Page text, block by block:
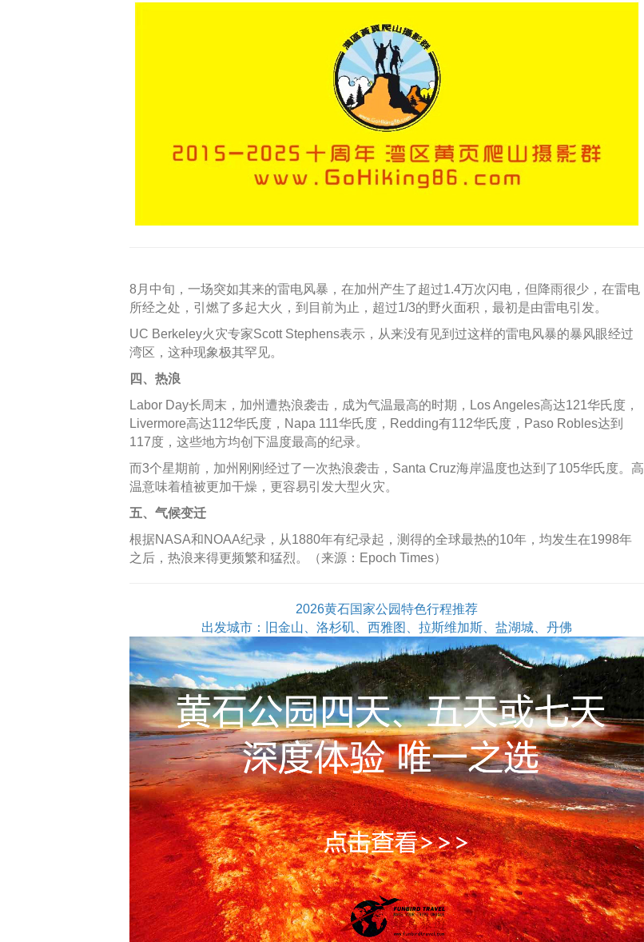
8月中旬，一场突如其来的雷电风暴，在加州产生了超过1.4万次闪电，但降雨很少，在雷电
所经之处，引燃了多起大火，到目前为止，超过1/3的野火面积，最初是由雷电引发。
UC Berkeley火灾专家Scott Stephens表示，从来没有见到过这样的雷电风暴的暴风眼经过
湾区，这种现象极其罕见。
四、热浪
Labor Day长周末，加州遭热浪袭击，成为气温最高的时期，Los Angeles高达121华氏度，
Livermore高达112华氏度，Napa 111华氏度，Redding有112华氏度，Paso Robles达到
117度，这些地方均创下温度最高的纪录。
而3个星期前，加州刚刚经过了一次热浪袭击，Santa Cruz海岸温度也达到了105华氏度。高
温意味着植被更加干燥，更容易引发大型火灾。
五、气候变迁
根据NASA和NOAA纪录，从1880年有纪录起，测得的全球最热的10年，均发生在1998年
之后，热浪来得更频繁和猛烈。（来源：Epoch Times）
2026黄石国家公园特色行程推荐
出发城市：旧金山、洛杉矶、西雅图、拉斯维加斯、盐湖城、丹佛